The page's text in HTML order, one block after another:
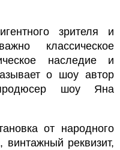
зрителя и
классическое
наследие и
о шоу автор
шоу Яна
от народного
реквизит,